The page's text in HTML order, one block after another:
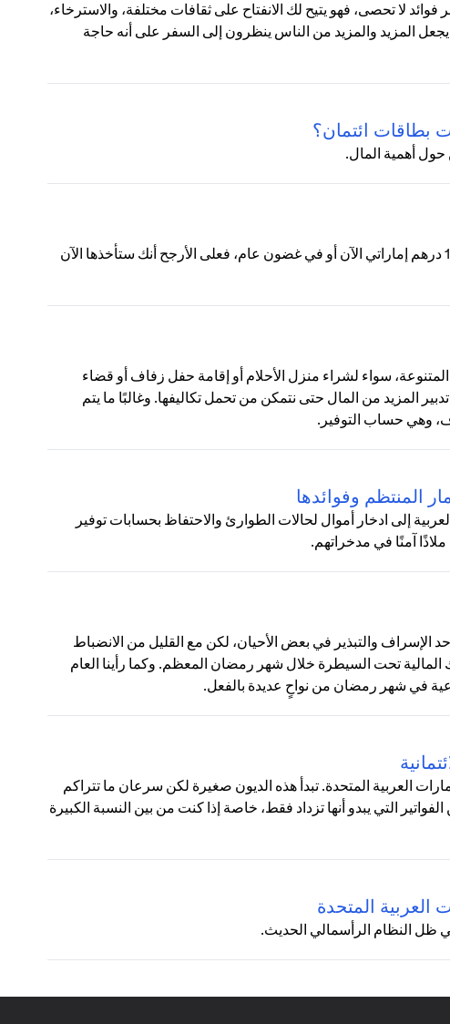
لا تحصى، فهو يتيح لك الانفتاح على ثقافات مختلفة، والاسترخاء،
يجعل المزيد والمزيد من الناس ينظرون إلى السفر على أنه حاجة
بطاقات ائتمان؟
حول أهمية المال.
تأمل في الحالات التالية:ج: إذا عرض عليك شخص ما منحك 100 درهم إماراتي الآن أو في غضون عام، فعلى الأرجح أنك ستأخذها الآن
المتنوعة، سواء لشراء منزل الأحلام أو إقامة حفل زفاف أو قضاء
المزيد من المال حتى نتمكن من تحمل تكاليفها. وغالبًا ما يتم
وهي حساب التوفير.
المنتظم وفوائدها
إلى ادخار أموال لحالات الطوارئ والاحتفاظ بحسابات توفير
آمنًا في مدخراتهم.
والتبذير في بعض الأحيان، لكن مع القليل من الانضباط
تحت السيطرة خلال شهر رمضان المعظم. وكما رأينا العام
في شهر رمضان من نواحٍ عديدة بالفعل.
العربية المتحدة. تبدأ هذه الديون صغيرة لكن سرعان ما تتراكم
التي يبدو أنها تزداد فقط، خاصة إذا كنت من بين النسبة الكبيرة
المتحدة
ظل النظام الرأسمالي الحديث.